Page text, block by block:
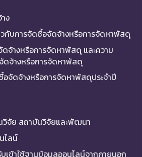
ง
วกับการจัดซื้อจัดจ้างหรือการจัดหาพัสดุ
ดจ้างหรือการจัดหาพัสดุ และความ
ดจ้างหรือการจัดหาพัสดุ
อจัดจ้างหรือการจัดหาพัสดุประจำปี
วิจัย สถาบันวิจัยและพัฒนา
ไลน์
เข้าใช้ฐานข้อมูลออนไลน์จากภายนอก